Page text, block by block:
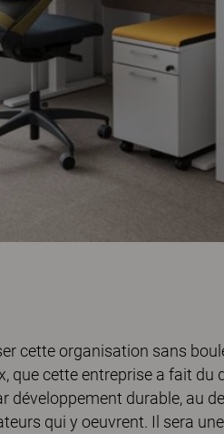
cette organisation sans
que cette entreprise a fait du
développement durable, au
qui y oeuvrent. Il sera